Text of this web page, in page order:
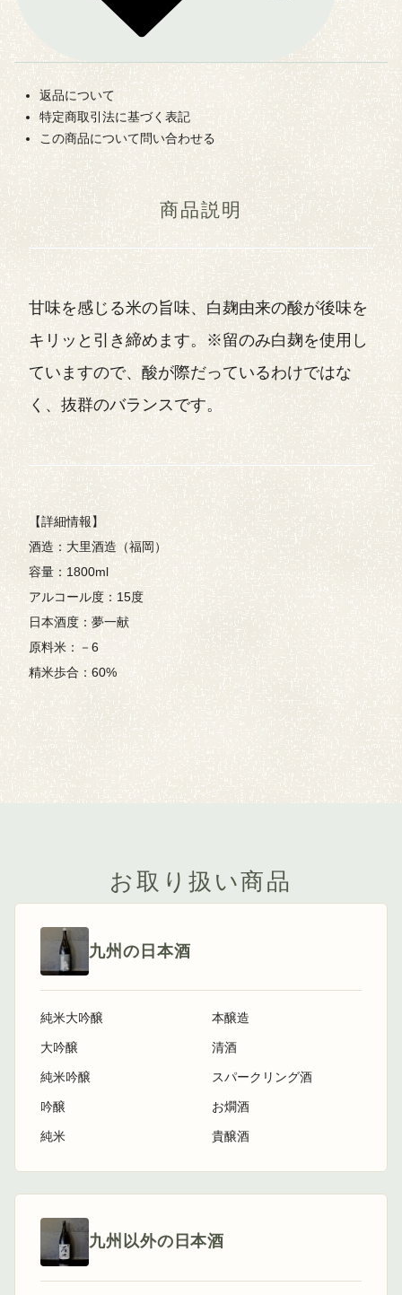
返品について
特定商取引法に基づく表記
この商品について問い合わせる
商品説明
甘味を感じる米の旨味、白麹由来の酸が後味を
キリッと引き締めます。※留のみ白麹を使用し
ていますので、酸が際だっているわけではな
く、抜群のバランスです。
【詳細情報】
酒造：大里酒造（福岡）
容量：1800ml
アルコール度：15度
日本酒度：夢一献
原料米：－6
精米歩合：60%
お取り扱い商品
九州の日本酒
純米大吟醸
大吟醸
純米吟醸
吟醸
純米
本醸造
清酒
スパークリング酒
お燗酒
貴醸酒
九州以外の日本酒